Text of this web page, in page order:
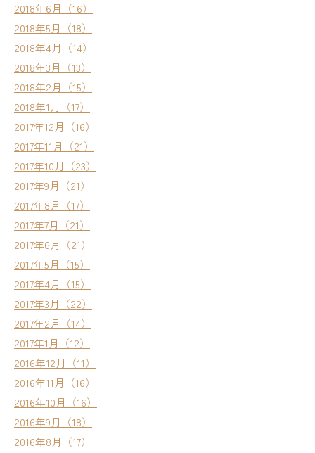
2018年6月（16）
2018年5月（18）
2018年4月（14）
2018年3月（13）
2018年2月（15）
2018年1月（17）
2017年12月（16）
2017年11月（21）
2017年10月（23）
2017年9月（21）
2017年8月（17）
2017年7月（21）
2017年6月（21）
2017年5月（15）
2017年4月（15）
2017年3月（22）
2017年2月（14）
2017年1月（12）
2016年12月（11）
2016年11月（16）
2016年10月（16）
2016年9月（18）
2016年8月（17）